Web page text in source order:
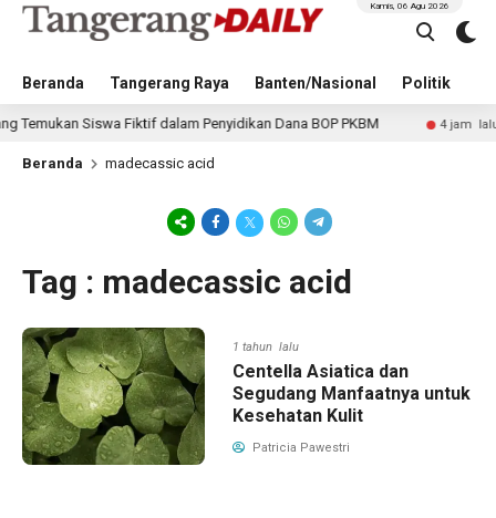
Beranda Tangerang Raya Banten/Nasional Politik
Kamis, 06 Agu 2026
Siswa Fiktif dalam Penyidikan Dana BOP PKBM 4 jam lalu
Beranda madecassic acid
Tag : madecassic acid
1 tahun lalu
Centella Asiatica dan
Segudang Manfaatnya untuk
Kesehatan Kulit
Patricia Pawestri